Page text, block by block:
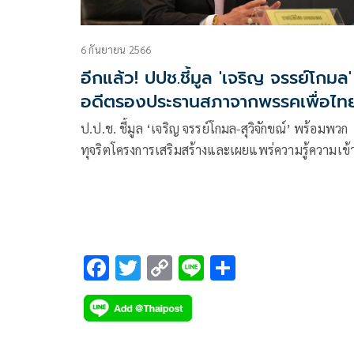
6 กันยายน 2566
อีกแล้ว! ปปช.ชี้มูล 'เจริญ จรรย์โกมล'
อดีตรองประธานสภาจากพรรคเพื่อไท
ทุจริต
ป.ป.ช. ชี้มูล ‘เจริญ จรรย์โกมล-สุวิจักขณ์’ พร้อมพวก
ทุจริตโครงการเสริมสร้างและเผยแพร่ความรู้ความเข้
F
ac
e
T
wi
tt
C
o
p
Li